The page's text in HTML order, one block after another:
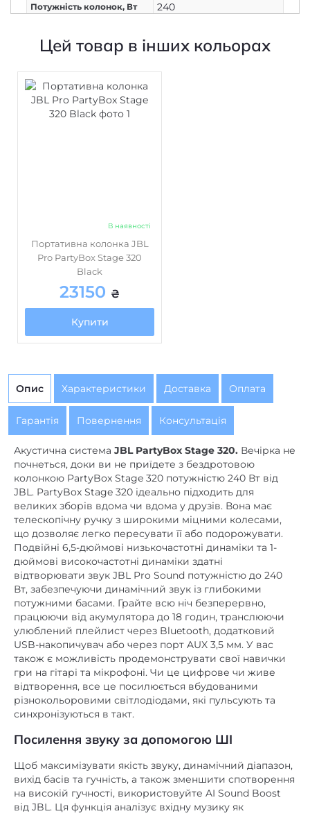
Потужність колонок, Вт 240
відтворення, Гц
Максимальні частоти
відтворення, Гц
Тип підсилювача
частот
Регулювання низьких
Пиловологозахищений
(TWS)
підсвічування
є
від акумулятора
Автономність, год.
(ємність акумулятора,
мАг)
18
Матеріал корпусу пластик
Розміри 335x670x385
16,5
Колір/обробка чорний
Цей товар в інших кольорах
В наявності
Портативна колонка JBL
Pro PartyBox Stage 320
Black
23150 ₴
Купити
Опис Характеристики Доставка Оплата
Гарантія Повернення Консультація
Акустична система JBL PartyBox Stage 320. Вечірка не
почнеться, доки ви не приїдете з бездротовою
колонкою PartyBox Stage 320 потужністю 240 Вт від
JBL. PartyBox Stage 320 ідеально підходить для
великих зборів вдома чи вдома у друзів. Вона має
телескопічну ручку з широкими міцними колесами,
що дозволяє легко пересувати її або подорожувати.
Подвійні 6,5-дюймові низькочастотні динаміки та 1-
дюймові високочастотні динаміки здатні
відтворювати звук JBL Pro Sound потужністю до 240
Вт, забезпечуючи динамічний звук із глибокими
потужними басами. Грайте всю ніч безперервно,
працюючи від акумулятора до 18 годин, транслюючи
улюблений плейлист через Bluetooth, додатковий
USB-накопичувач або через порт AUX 3,5 мм. У вас
також є можливість продемонструвати свої навички
гри на гітарі та мікрофоні. Чи це цифрове чи живе
відтворення, все це посилюється вбудованими
різнокольоровими світлодіодами, які пульсують та
синхронізуються в такт.
Посилення звуку за допомогою ШІ
Щоб максимізувати якість звуку, динамічний діапазон,
вихід басів та гучність, а також зменшити спотворення
на високій гучності, використовуйте AI Sound Boost
від JBL. Ця функція аналізує вхідну музику як